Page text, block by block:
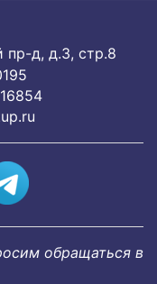
пр-д, д.3, стр.8
обращаться в